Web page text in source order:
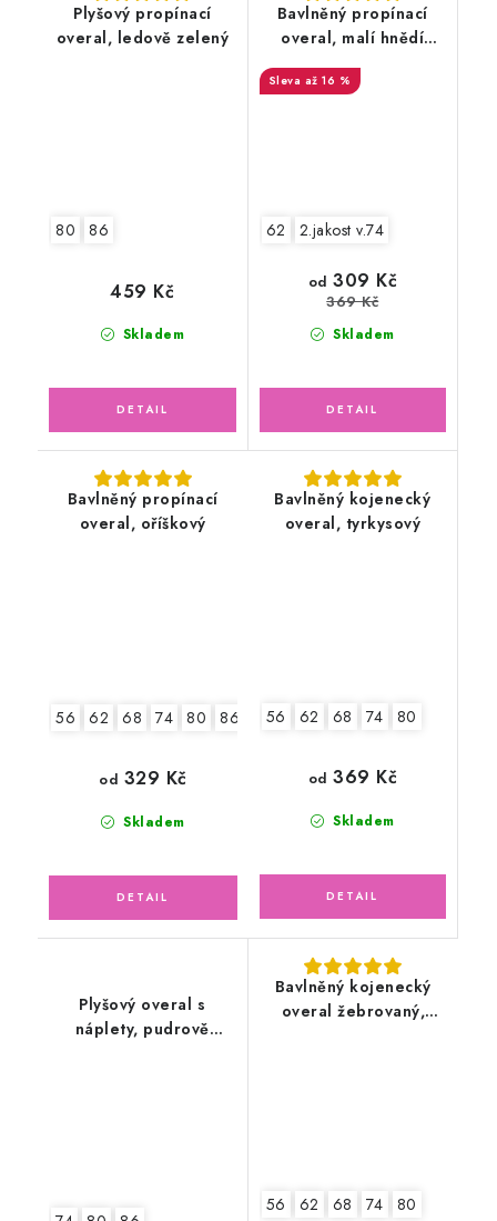
Plyšový propínací
overal, ledově zelený
80 86
Skladem
459 Kč
Bavlněný propínací
overal, malí hnědí
až 16 %
62 2.jakost v.74
Skladem
od 309 Kč
369 Kč
Bavlněný propínací
overal, oříškový
56 62 68 74 80 86 92 2.jakost v.62
Skladem
od 329 Kč
Bavlněný kojenecký
overal, tyrkysový
56 62 68 74 80
Skladem
od 369 Kč
Plyšový overal s
náplety, pudrově
Bavlněný kojenecký
overal žebrovaný,
56 62 68 74 80